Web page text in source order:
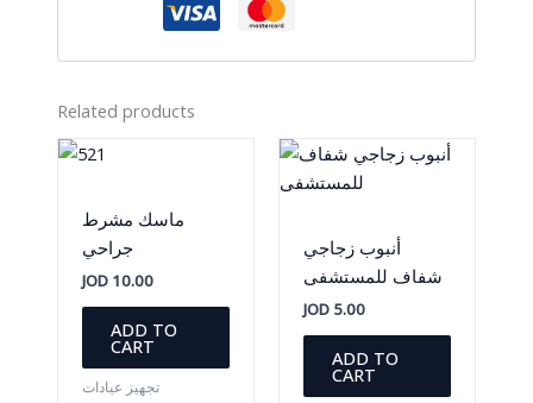
Related products
ماسك مشرط
جراحي
JOD10.00
ADD TO
CART
تجهيز عيادات
أنبوب زجاجي
شفاف للمستشفى
JOD 5.00
ADD TO
CART